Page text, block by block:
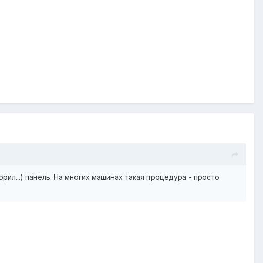
панель. На многих машинах такая процедура - просто